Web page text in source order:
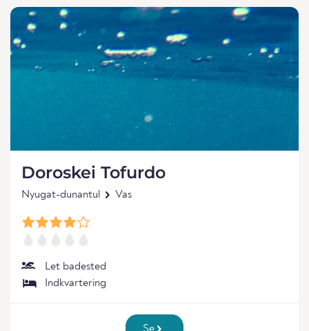
Doroskei Tofurdo
Nyugat-dunantul Vas
Let badested
Indkvartering